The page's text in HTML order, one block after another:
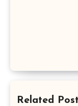
Related Post